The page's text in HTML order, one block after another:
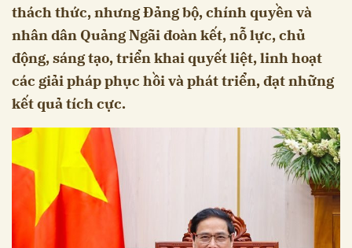
thách thức, nhưng Đảng bộ, chính quyền và
nhân dân Quảng Ngãi đoàn kết, nỗ lực, chủ
động, sáng tạo, triển khai quyết liệt, linh hoạt
các giải pháp phục hồi và phát triển, đạt những
kết quả tích cực.